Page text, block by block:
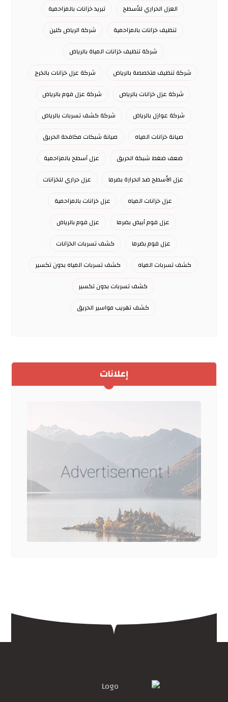
العزل الحراري للأسطح
تبريد خزانات بالمزاحمية
تنظيف خزانات بالمزاحمية
شركة الرياض كلين
شركة تنظيف خزانات المياة بالرياض
شركة تنظيف متخصصة بالرياض
شركة عزل خزانات بالخرج
شركة عزل خزانات بالرياض
شركة عزل فوم بالرياض
شركة عوازل بالرياض
شركة كشف تسربات بالرياض
صيانة خزانات المياه
صيانة شبكات مكافحة الحريق
ضعف ضغط شبكة الحريق
عزل أسطح بالمزاحمية
عزل الأسطح ضد الحرارة بضرما
عزل حراري للخزانات
عزل خزانات المياه
عزل خزانات بالمزاحمية
عزل فوم أبيض بضرما
عزل فوم بالرياض
عزل فوم بضرما
كشف تسربات الخزانات
كشف تسربات المياه
كشف تسربات المياه بدون تكسير
كشف تسربات بدون تكسير
كشف تهريب مواسير الحريق
إعلانات